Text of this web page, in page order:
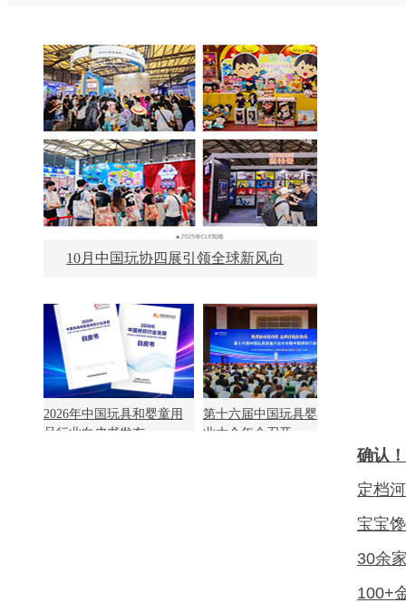
10月中国玩协四展引领全球新风向
2026年中国玩具和婴童用
品行业白皮书发布
第十六届中国玩具婴童产
业大会年会召开
确认
定档
宝宝
30余
100+